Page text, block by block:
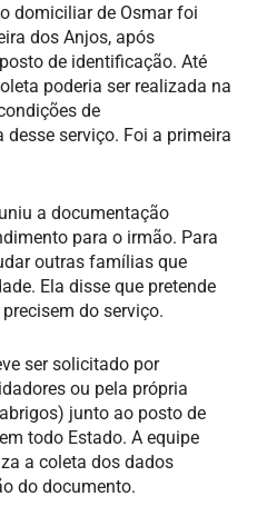
domiciliar de Osmar foi
dos Anjos, após
de identificação. Até
poderia ser realizada na
de
desse serviço. Foi a primeira
a documentação
para o irmão. Para
outras famílias que
Ela disse que pretende
do serviço.
ser solicitado por
ou pela própria
junto ao posto de
todo Estado. A equipe
a coleta dos dados
do documento.